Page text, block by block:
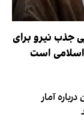
جذب نیرو برای
است
آمار